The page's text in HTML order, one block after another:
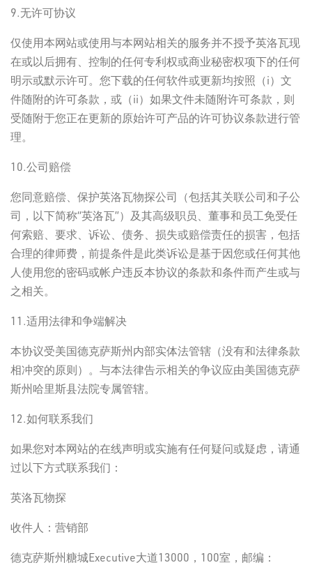
9.无许可协议
仅使用本网站或使用与本网站相关的服务并不授予英洛瓦现
在或以后拥有、控制的任何专利权或商业秘密权项下的任何
明示或默示许可。您下载的任何软件或更新均按照（i）文
件随附的许可条款，或（ii）如果文件未随附许可条款，则
受随附于您正在更新的原始许可产品的许可协议条款进行管
理。
10.公司赔偿
您同意赔偿、保护英洛瓦物探公司（包括其关联公司和子公
司，以下简称“英洛瓦”）及其高级职员、董事和员工免受任
何索赔、要求、诉讼、债务、损失或赔偿责任的损害，包括
合理的律师费，前提条件是此类诉讼是基于因您或任何其他
人使用您的密码或帐户违反本协议的条款和条件而产生或与
之相关。
11.适用法律和争端解决
本协议受美国德克萨斯州内部实体法管辖（没有和法律条款
相冲突的原则）。与本法律告示相关的争议应由美国德克萨
斯州哈里斯县法院专属管辖。
12.如何联系我们
如果您对本网站的在线声明或实施有任何疑问或疑虑，请通
过以下方式联系我们：
英洛瓦物探
收件人：营销部
德克萨斯州糖城Executive大道13000，100室，邮编：